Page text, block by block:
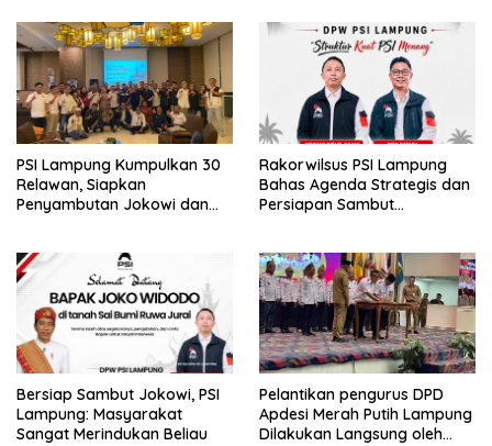
PSI Lampung Kumpulkan 30
Relawan, Siapkan
Penyambutan Jokowi dan
Rakorwilsus PSI Lampung
Bahas Agenda Strategis dan
Persiapan Sambut
Bersiap Sambut Jokowi, PSI
Lampung: Masyarakat
Sangat Merindukan Beliau
Pelantikan pengurus DPD
Apdesi Merah Putih Lampung
Dilakukan Langsung oleh